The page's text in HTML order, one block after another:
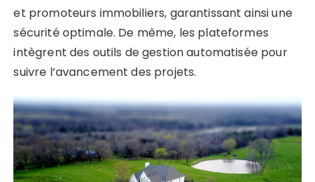
et promoteurs immobiliers, garantissant ainsi une
sécurité optimale. De même, les plateformes
intègrent des outils de gestion automatisée pour
suivre l’avancement des projets.